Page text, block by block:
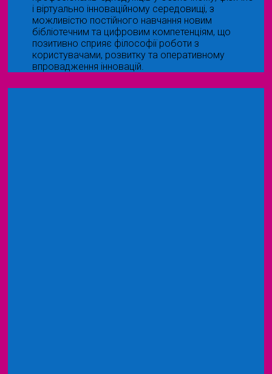
і віртуально інноваційному середовищі, з
можливістю постійного навчання новим
бібліотечним та цифровим компетенціям, що
позитивно сприяє філософії роботи з
користувачами, розвитку та оперативному
впровадження інновацій.